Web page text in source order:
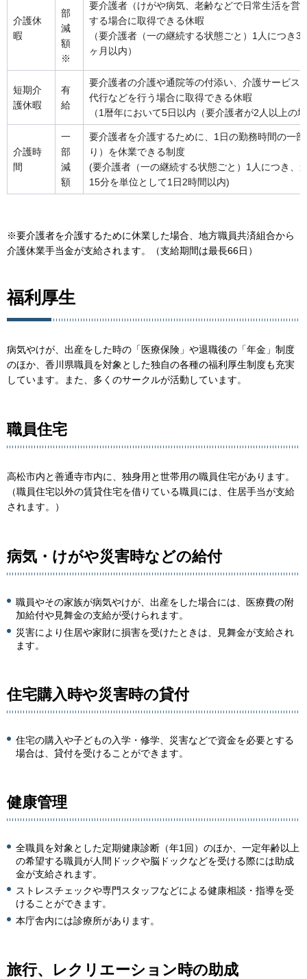
介護休
暇
部
減
額
※
要介護者（けがや病気、老齢などで日常生活を営
する場合に取得できる休暇
（要介護者（一の継続する状態ごと）1人につき
ヶ月以内）
短期介
護休暇
有
給
要介護者の介護や通院等の付添い、介護サービス
代行などを行う場合に取得できる休暇
（1暦年において5日以内（要介護者が2人以上の
介護時
間
一
部
減
額
要介護者を介護するために、1日の勤務時間の一
り）を休業できる制度
(要介護者（一の継続する状態ごと）1人につき、
15分を単位として1日2時間以内)
※要介護者を介護するために休業した場合、地方職員共済組合から
介護休業手当金が支給されます。（支給期間は最長66日）
福利厚生
病気やけが、出産をした時の「医療保険」や退職後の「年金」制度
のほか、香川県職員を対象とした独自の各種の福利厚生制度も充実
しています。また、多くのサークルが活動しています。
職員住宅
高松市内と善通寺市内に、独身用と世帯用の職員住宅があります。
（職員住宅以外の賃貸住宅を借りている職員には、住居手当が支給
されます。）
病気・けがや災害時などの給付
職員やその家族が病気やけが、出産をした場合には、医療費の附
加給付や見舞金の支給が受けられます。
災害により住居や家財に損害を受けたときは、見舞金が支給され
ます。
住宅購入時や災害時の貸付
住宅の購入や子どもの入学・修学、災害などで資金を必要とする
場合は、貸付を受けることができます。
健康管理
全職員を対象とした定期健康診断（年1回）のほか、一定年齢以上
の希望する職員が人間ドックや脳ドックなどを受ける際には助成
金が支給されます。
ストレスチェックや専門スタッフなどによる健康相談・指導を受
けることができます。
本庁舎内には診療所があります。
旅行、レクリエーション時の助成